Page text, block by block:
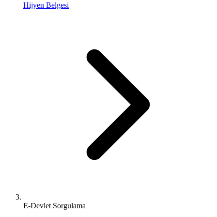
Hijyen Belgesi
E-Devlet Sorgulama